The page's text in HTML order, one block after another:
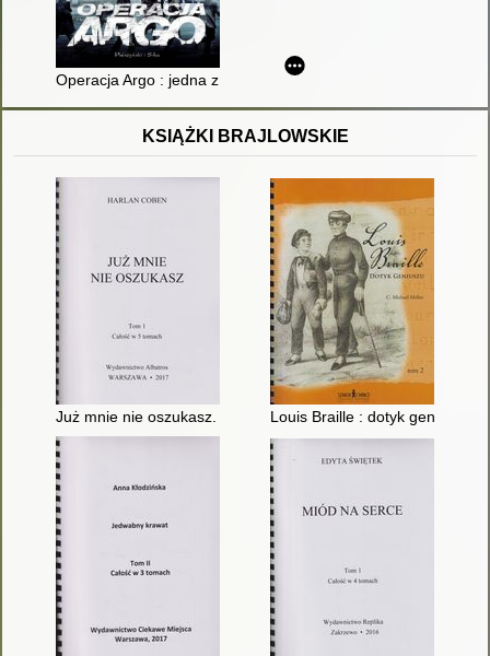
Operacja Argo : jedna z najbardziej brawurowych akcji
KSIĄŻKI BRAJLOWSKIE
Już mnie nie oszukasz. T. 1 Louis Braille : dotyk geniuszu.